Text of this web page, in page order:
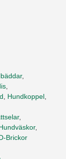
,
,
, Hundkoppel,
,
,
Brickor